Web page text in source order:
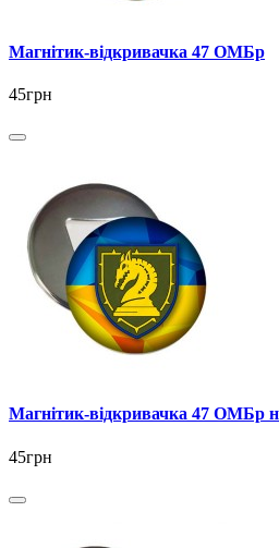
Магнітик-відкривачка 47 ОМБр
45грн
Магнітик-відкривачка 47 ОМБр
45грн